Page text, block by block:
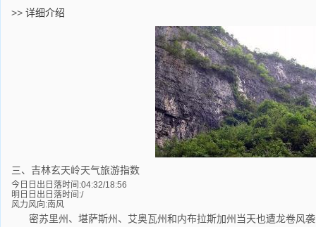
>> 详细介绍
三、吉林玄天岭天气旅游指数
今日日出日落时间:04:32/18:56
明日日出日落时间:/
风力风向:南风
密苏里州、堪萨斯州、艾奥瓦州和内布拉斯加州当天也遭龙卷风